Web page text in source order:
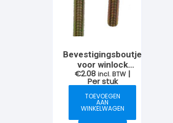
Bevestigingsboutje
voor winlock
Raamkruk
€2.08 incl. BTW |
Per stuk
TOEVOEGEN
AAN
WINKELWAGEN